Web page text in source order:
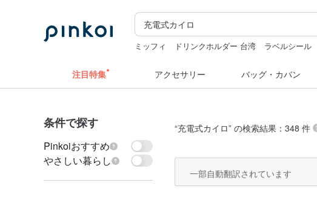
ミッフィ ドリンクホルダー 台湾 ラベルシール
注目特集 アクセサリー バッグ・カバン
条件で探す
Pinkoiおすすめ
やさしい暮らし
“充電式カイロ” の検索結果：348 件
一部自動翻訳されています